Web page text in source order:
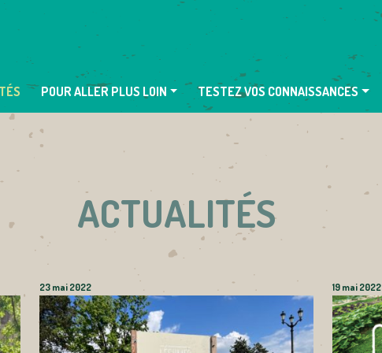
POUR ALLER PLUS LOIN TESTEZ VOS CONNAISSANCES
ACTUALITÉS
23 mai 2022 19 mai 2022